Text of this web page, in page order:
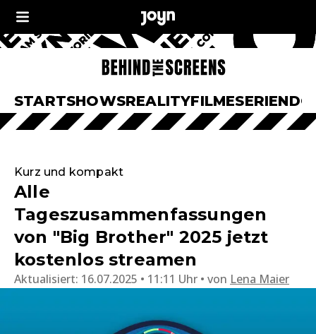
STARTSHOWSREALITYFILMESERIEN
Kurz und kompakt
Alle
Tageszusammenfassungen
von "Big Brother" 2025 jetzt
kostenlos streamen
Aktualisiert: 16.07.2025 • 11:11 Uhr von Lena Maier